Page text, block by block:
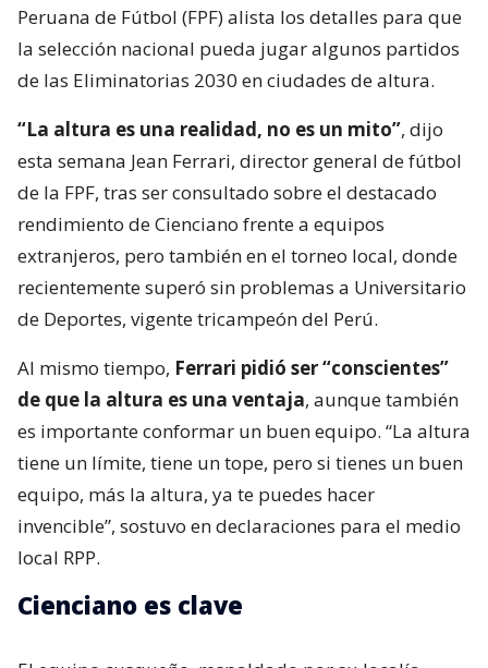
Peruana de Fútbol (FPF) alista los detalles para que
la selección nacional pueda jugar algunos partidos
de las Eliminatorias 2030 en ciudades de altura.
“La altura es una realidad, no es un mito”, dijo
esta semana Jean Ferrari, director general de fútbol
de la FPF, tras ser consultado sobre el destacado
rendimiento de Cienciano frente a equipos
extranjeros, pero también en el torneo local, donde
recientemente superó sin problemas a Universitario
de Deportes, vigente tricampeón del Perú.
Al mismo tiempo, Ferrari pidió ser “conscientes”
de que la altura es una ventaja, aunque también
es importante conformar un buen equipo. “La altura
tiene un límite, tiene un tope, pero si tienes un buen
equipo, más la altura, ya te puedes hacer
invencible”, sostuvo en declaraciones para el medio
local RPP.
Cienciano es clave